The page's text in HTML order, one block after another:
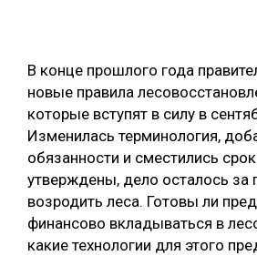
В конце прошлого года
новые правила
которые вступят в силу в
Изменилась терминология,
обязанности и сместились
утверждены, дело осталось за
возродить леса. Готовы ли
финансово вкладываться в
какие технологии для этого